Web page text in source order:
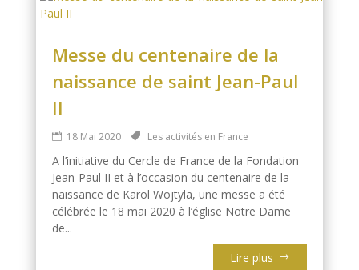
Messe du centenaire de la
naissance de saint Jean-Paul
II
18 Mai 2020 Les activités en France
A l’initiative du Cercle de France de la Fondation
Jean-Paul II et à l’occasion du centenaire de la
naissance de Karol Wojtyla, une messe a été
célébrée le 18 mai 2020 à l’église Notre Dame
de...
Lire plus